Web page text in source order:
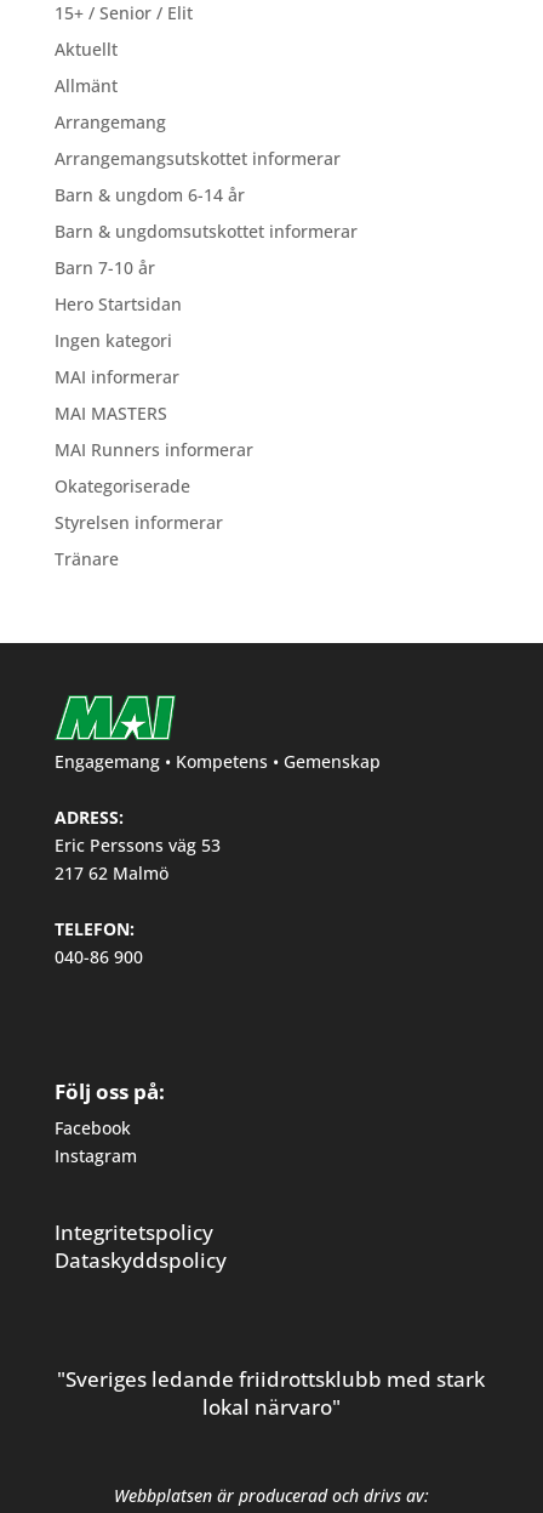
15+ / Senior / Elit
Aktuellt
Allmänt
Arrangemang
Arrangemangsutskottet informerar
Barn & ungdom 6-14 år
Barn & ungdomsutskottet informerar
Barn 7-10 år
Hero Startsidan
Ingen kategori
MAI informerar
MAI MASTERS
MAI Runners informerar
Okategoriserade
Styrelsen informerar
Tränare
Engagemang • Kompetens • Gemenskap
ADRESS:
Eric Perssons väg 53
217 62 Malmö
TELEFON:
040-86 900
Följ oss på:
Facebook
Instagram
Integritetspolicy
Dataskyddspolicy
"Sveriges ledande friidrottsklubb med stark
lokal närvaro"
Webbplatsen är producerad och drivs av: